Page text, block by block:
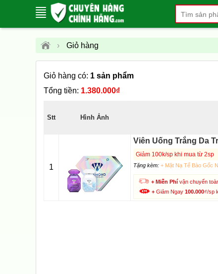
› Giỏ hàng
Giỏ hàng có: 1 sản phẩm
Tổng tiền: 1.380.000₫
Stt Hình Ảnh
1
Viên Uống Trắng Da
Giảm 100k/sp khi mua từ 2sp
Tặng kèm: + Mặt Nạ Tế Bào Gốc
+ Miễn Phí vận chuyển
+ Giảm Ngay100.000₫/sp